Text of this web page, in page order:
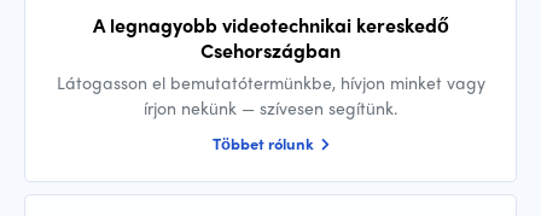
A legnagyobb videotechnikai kereskedő
Csehországban
Látogasson el bemutatótermünkbe, hívjon minket vagy
írjon nekünk — szívesen segítünk.
Többet rólunk